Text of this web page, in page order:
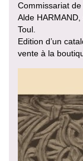
Commissariat de
Alde
Toul.
Edition d’un
vente à la